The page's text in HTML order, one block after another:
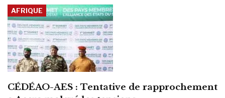
AFRIQUE
CÉDÉAO-AES : Tentative de rapprochement